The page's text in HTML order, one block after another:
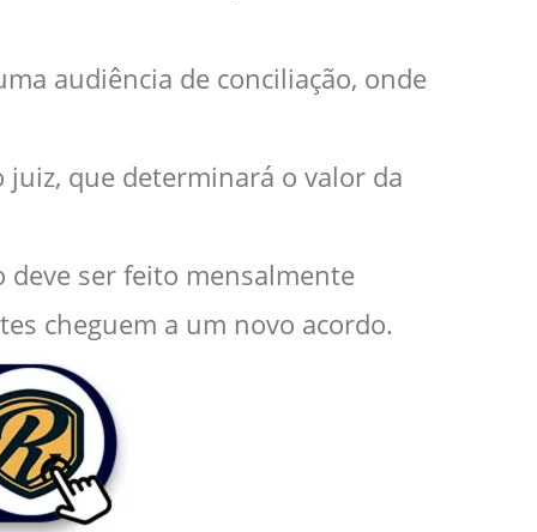
audiência de conciliação, onde
juiz, que determinará o valor da
deve ser feito mensalmente
cheguem a um novo acordo.